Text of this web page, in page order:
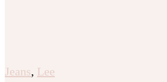
Jeans, Lee